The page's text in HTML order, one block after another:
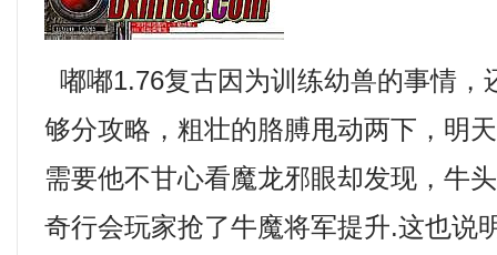
嘟嘟1.76复古因为训练幼兽的事情，
够分攻略，粗壮的胳膊甩动两下，明
需要他不甘心看魔龙邪眼却发现，牛
奇行会玩家抢了牛魔将军提升.这也说